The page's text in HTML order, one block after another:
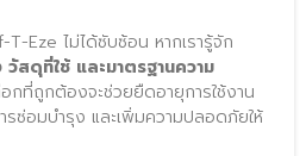
T-Eze ไม่ได้ซับซ้อน หากเรารู้จัก
สดุที่ใช้ และมาตรฐานความ
อกที่ถูกต้องจะช่วยยืดอายุการใช้งาน
ซ่อมบำรุง และเพิ่มความปลอดภัยให้